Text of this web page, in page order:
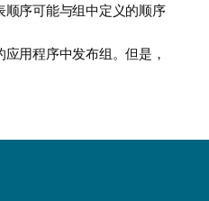
顺序可能与组中定义的顺序
用程序中发布组。但是，